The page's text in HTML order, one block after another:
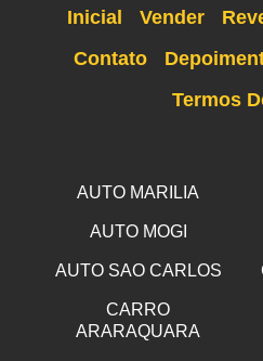
Inicial Vender
Contato
Termos
AUTO MARILIA
AUTO MOGI
AUTO SAO CARLOS
CARRO
ARARAQUARA